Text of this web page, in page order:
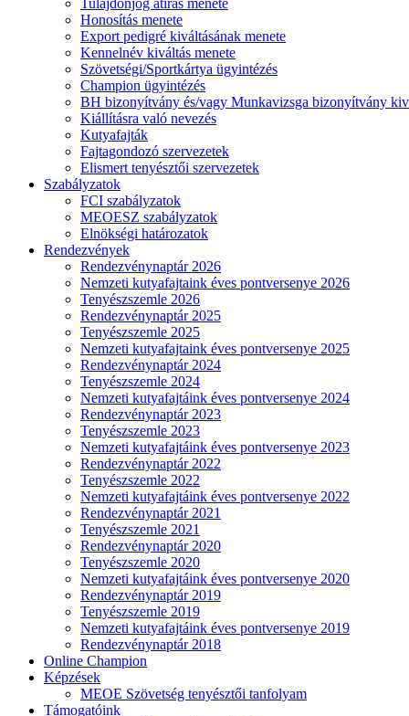
Tulajdonjog átírás menete
Honosítás menete
Export pedigré kiváltásának menete
Kennelnév kiváltás menete
Szövetségi/Sportkártya ügyintézés
Champion ügyintézés
BH bizonyítvány és/vagy Munkavizsga bizonyítvány
Kiállításra való nevezés
Kutyafajták
Fajtagondozó szervezetek
Elismert tenyésztői szervezetek
Szabályzatok
FCI szabályzatok
MEOESZ szabályzatok
Elnökségi határozatok
Rendezvények
Rendezvénynaptár 2026
Nemzeti kutyafajtaink éves pontversenye 2026
Tenyészszemle 2026
Rendezvénynaptár 2025
Tenyészszemle 2025
Nemzeti kutyafajtaink éves pontversenye 2025
Rendezvénynaptár 2024
Tenyészszemle 2024
Nemzeti kutyafajtáink éves pontversenye 2024
Rendezvénynaptár 2023
Tenyészszemle 2023
Nemzeti kutyafajtáink éves pontversenye 2023
Rendezvénynaptár 2022
Tenyészszemle 2022
Nemzeti kutyafajtáink éves pontversenye 2022
Rendezvénynaptár 2021
Tenyészszemle 2021
Rendezvénynaptár 2020
Tenyészszemle 2020
Nemzeti kutyafajtáink éves pontversenye 2020
Rendezvénynaptár 2019
Tenyészszemle 2019
Nemzeti kutyafajtáink éves pontversenye 2019
Rendezvénynaptár 2018
Online Champion
Képzések
MEOE Szövetség tenyésztői tanfolyam
Támogatóink